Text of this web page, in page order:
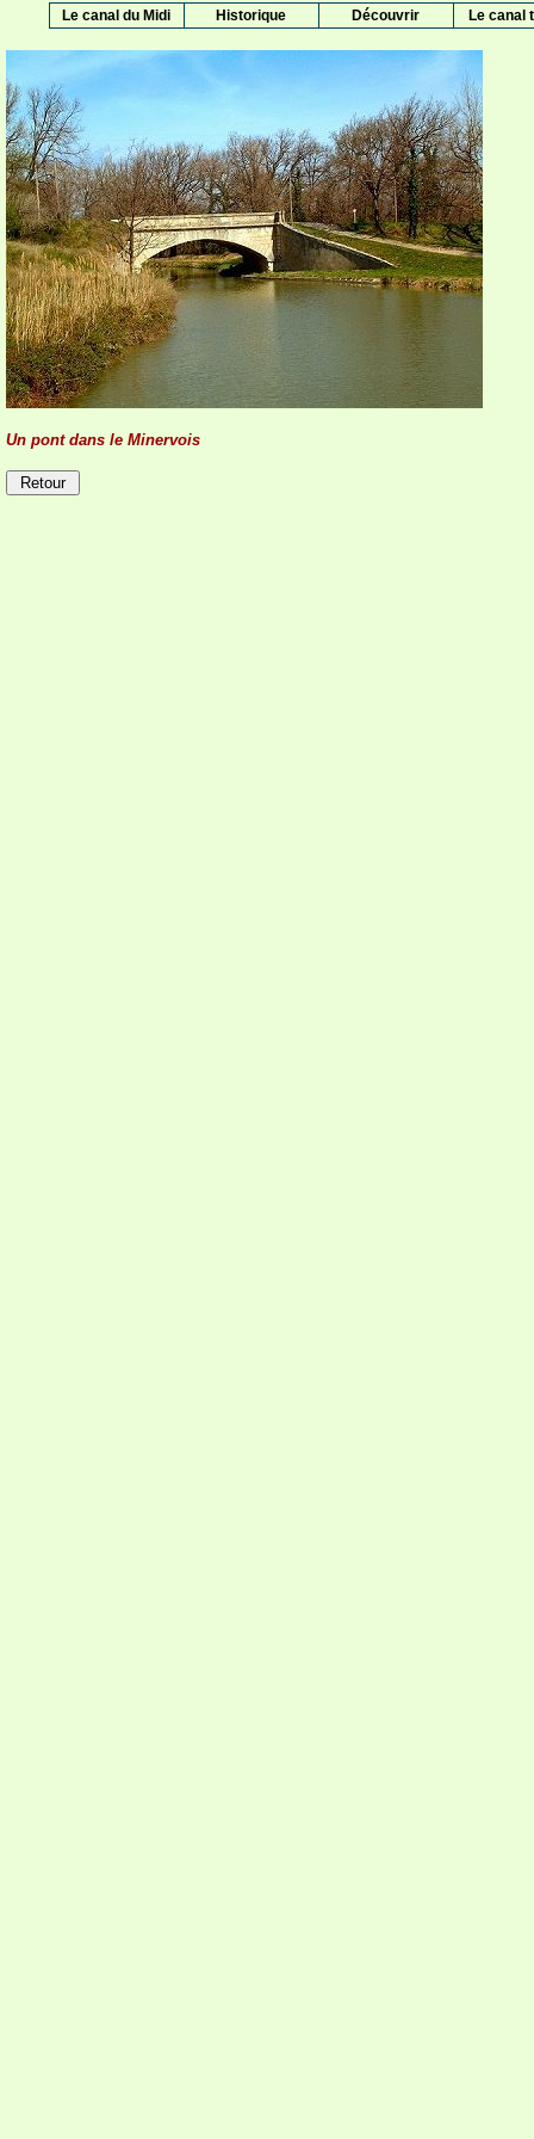
Le canal du Midi Historique Découvrir Le canal
Un pont dans le Minervois